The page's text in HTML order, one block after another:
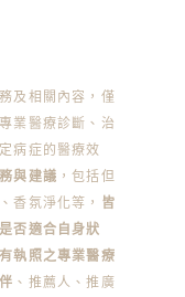
及相關內容，僅
業醫療診斷、治
病症的醫療效
與建議 ，包括但
香氛淨化等， 皆
否適合自身狀
執照之專業醫療
、推薦人、推廣